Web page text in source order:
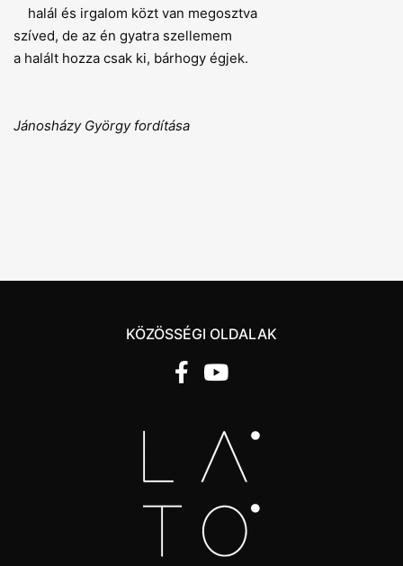
halál és irgalom közt van megosztva
szíved, de az én gyatra szellemem
a halált hozza csak ki, bárhogy égjek.
Jánosházy György fordítása
KÖZÖSSÉGI OLDALAK